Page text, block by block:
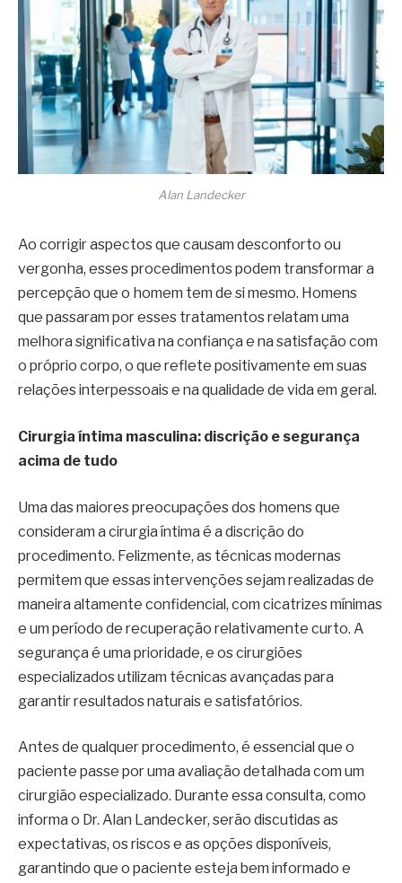
Alan Landecker
Ao corrigir aspectos que causam desconforto ou
vergonha, esses procedimentos podem transformar a
percepção que o homem tem de si mesmo. Homens
que passaram por esses tratamentos relatam uma
melhora significativa na confiança e na satisfação com
o próprio corpo, o que reflete positivamente em suas
relações interpessoais e na qualidade de vida em geral.
Cirurgia íntima masculina: discrição e segurança
acima de tudo
Uma das maiores preocupações dos homens que
consideram a cirurgia íntima é a discrição do
procedimento. Felizmente, as técnicas modernas
permitem que essas intervenções sejam realizadas de
maneira altamente confidencial, com cicatrizes mínimas
e um período de recuperação relativamente curto. A
segurança é uma prioridade, e os cirurgiões
especializados utilizam técnicas avançadas para
garantir resultados naturais e satisfatórios.
Antes de qualquer procedimento, é essencial que o
paciente passe por uma avaliação detalhada com um
cirurgião especializado. Durante essa consulta, como
informa o Dr. Alan Landecker, serão discutidas as
expectativas, os riscos e as opções disponíveis,
garantindo que o paciente esteja bem informado e